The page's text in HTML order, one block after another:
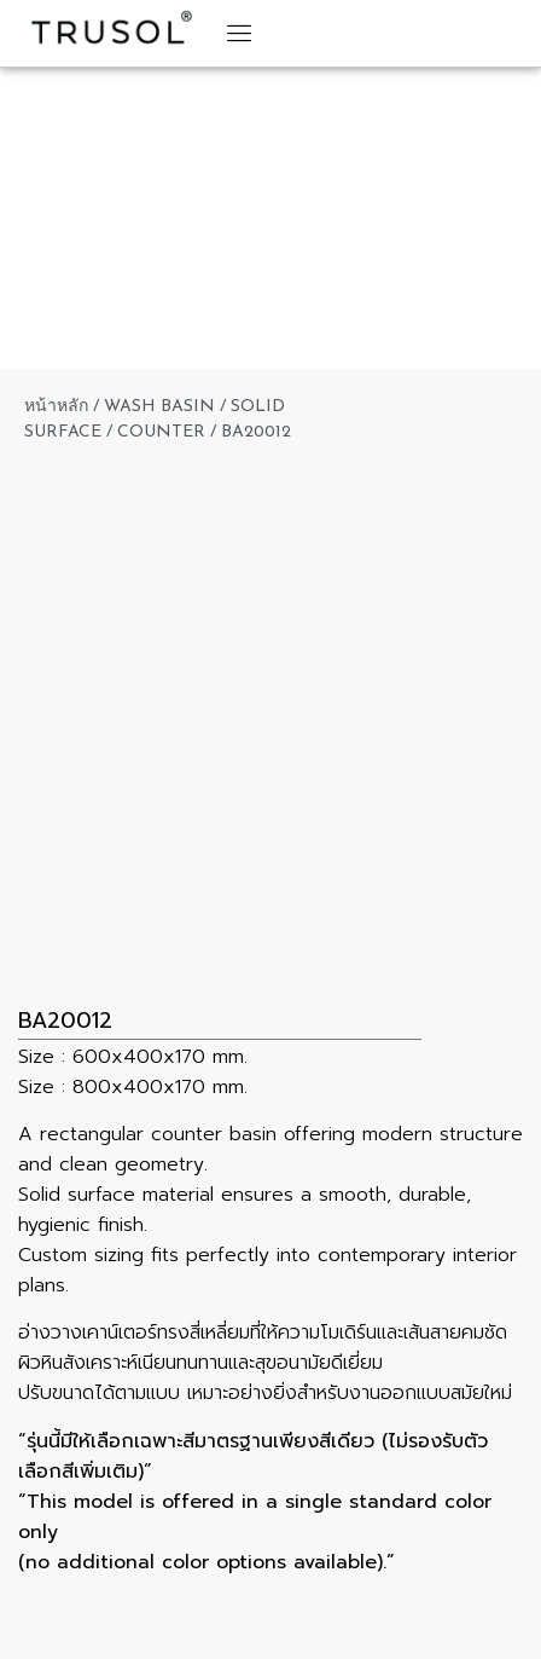
หน้าหลัก / WASH BASIN / SOLID
SURFACE / COUNTER / BA20012
BA20012
Size : 600x400x170 mm.
Size : 800x400x170 mm.
A rectangular counter basin offering modern structure
and clean geometry.
Solid surface material ensures a smooth, durable,
hygienic finish.
Custom sizing fits perfectly into contemporary interior
plans.
อ่างวางเคาน์เตอร์ทรงสี่เหลี่ยมที่ให้ความโมเดิร์นและเส้นสายคมชัด
ผิวหินสังเคราะห์เนียนทนทานและสุขอนามัยดีเยี่ยม
ปรับขนาดได้ตามแบบ เหมาะอย่างยิ่งสำหรับงานออกแบบสมัยใหม่
“รุ่นนี้มีให้เลือกเฉพาะสีมาตรฐานเพียงสีเดียว (ไม่รองรับตัว
เลือกสีเพิ่มเติม)”
“This model is offered in a single standard color
only
(no additional color options available).”